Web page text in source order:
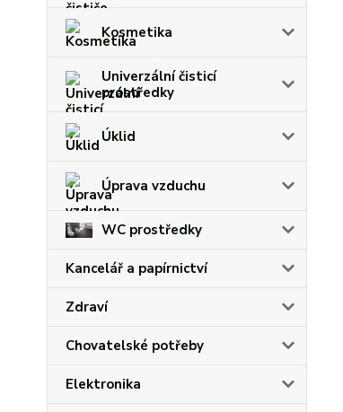
Kosmetika
Univerzální čisticí
prostředky
Úklid
Úprava vzduchu
WC prostředky
Kancelář a papírnictví
Zdraví
Chovatelské potřeby
Elektronika